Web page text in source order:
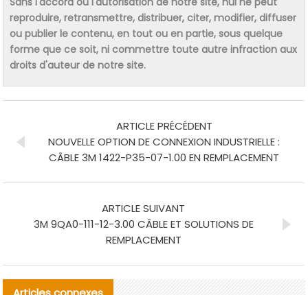
reproduire, retransmettre, distribuer, citer, modifier, diffuser
ou publier le contenu, en tout ou en partie, sous quelque
forme que ce soit, ni commettre toute autre infraction aux
droits d'auteur de notre site.
ARTICLE PRÉCÉDENT
NOUVELLE OPTION DE CONNEXION INDUSTRIELLE :
CÂBLE 3M 1422-P35-07-1.00 EN REMPLACEMENT
ARTICLE SUIVANT
3M 9QA0-111-12-3.00 CÂBLE ET SOLUTIONS DE
REMPLACEMENT